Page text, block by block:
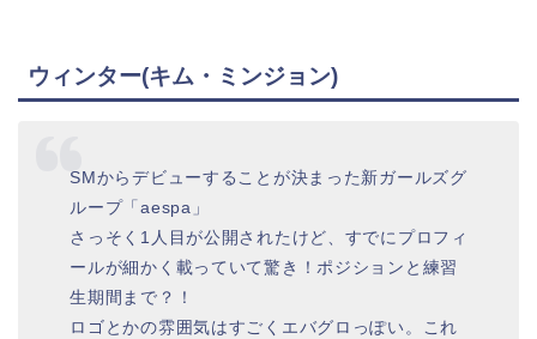
ウィンター(キム・ミンジョン)
SMからデビューすることが決まった新ガールズグ
ループ「aespa」
さっそく1人目が公開されたけど、すでにプロフィ
ールが細かく載っていて驚き！ポジションと練習
生期間まで？！
ロゴとかの雰囲気はすごくエバグロっぽい。これ